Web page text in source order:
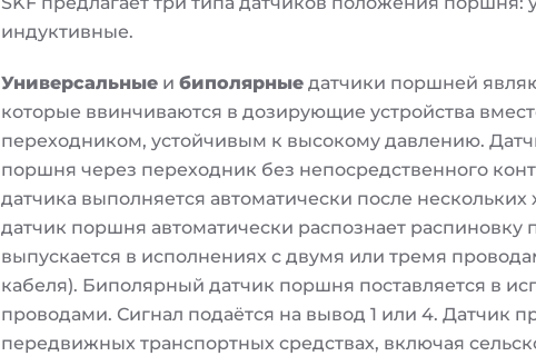
индуктивные.
Универсальныеи биполярныедатчики поршней
которые ввинчиваются в дозирующие устройства
переходником, устойчивым к высокому давлению.
поршня через переходник без непосредственного
датчика выполняется автоматически после
датчик поршня автоматически распознает распиновку
выпускается в исполнениях с двумя или тремя
кабеля). Биполярный датчик поршня поставляется в
проводами. Сигнал подаётся на вывод 1 или 4. Датчик
передвижных транспортных средствах, включая